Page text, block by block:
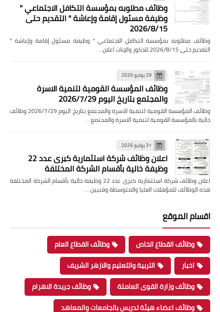
وظائف مطلوبه بمؤسسة التكافل الاجتماعي "
وظيفة مسئول إقامة وإعاشة " التقديم حتى
2026/8/15
وظائف مطلوبه بمؤسسة التكافل الاجتماعي " وظيفة مسئول إقامة وإعاشة "
التقديم حتى 2026/8/15 للذكور والإناث اعلان…
29 يوليو 2026
وظائف المؤسسة القومية لتنمية الاسرة
والمجتمع بتاريخ اليوم 2026/7/29
وظائف المؤسسة القومية لتنمية الاسرة والمجتمع بتاريخ اليوم 2026/7/29 وظائف
خالية بالمؤسسة القومية لتنمية الاسرة والمجتمع…
31 يوليو 2026
اعلان وظائف شركة استثمارية كبرى عدد 22
وظيفة خالية بأقسام الشركة المختلفة
اعلان وظائف شركة استثمارية كبرى عدد 22 وظيفة خالية بأقسام الشركة المختلفة
هذه الوظائف للمؤهلات العليا والمتوسطة وفنيين …
اقسام الموقع
وظائف القطاع الخاص
وظائف القطاع العام
اخبار
التربية والتعليم والازهر الشريف
وظائف وزارة القوى العاملة
وظائف جريدة الاهرام
وظائف اعضاء هيئة تدريس بالجامعات والمعاهد